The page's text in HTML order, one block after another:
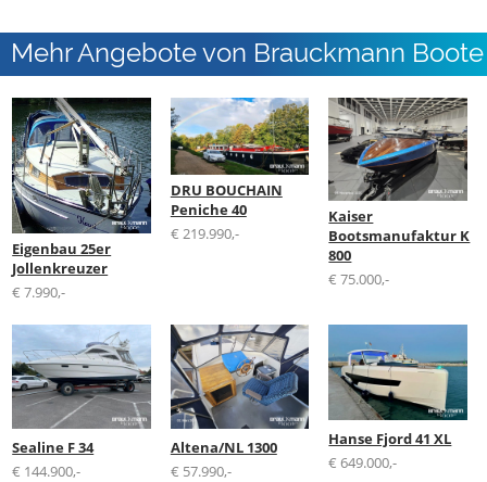
Mehr Angebote von Brauckmann Boote
GmbH
Eigenbau 25er
Jollenkreuzer
€ 7.990,-
DRU BOUCHAIN
Peniche 40
€ 219.990,-
Kaiser
Bootsmanufaktur K
800
€ 75.000,-
Sealine F 34
€ 144.900,-
Altena/NL 1300
€ 57.990,-
Hanse Fjord 41 XL
€ 649.000,-